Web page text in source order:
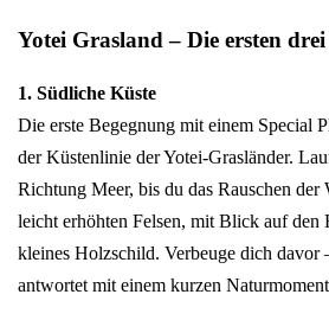
Yotei Grasland – Die ersten
1. Südliche Küste
Die erste Begegnung mit einem Special
der Küstenlinie der Yotei-Grasländer.
Richtung Meer, bis du das Rauschen der
leicht erhöhten Felsen, mit Blick auf den
kleines Holzschild. Verbeuge dich davor
antwortet mit einem kurzen